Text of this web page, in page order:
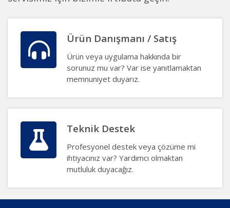
Ürün Danışmanı / Satış
Ürün veya uygulama hakkında bir
sorunuz mu var? Var ise yanıtlamaktan
memnuniyet duyarız.
Teknik Destek
Profesyonel destek veya çözüme mi
ihtiyacınız var? Yardımcı olmaktan
mutluluk duyacağız.